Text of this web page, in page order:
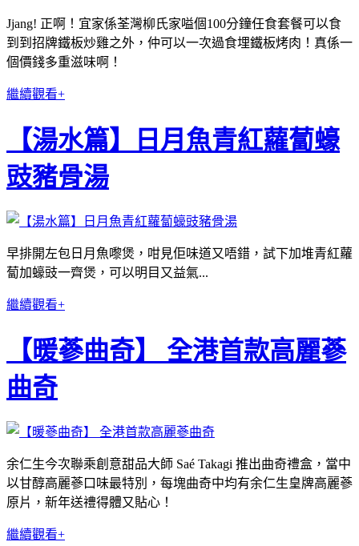
Jjang! 正啊！宜家係荃灣柳氏家嗌個100分鐘任食套餐可以食
到到招牌鐵板炒雞之外，仲可以一次過食埋鐵板烤肉！真係一
個價錢多重滋味啊！
繼續觀看+
【湯水篇】日月魚青紅蘿蔔蠔
豉豬骨湯
早排開左包日月魚嚟煲，咁見佢味道又唔錯，試下加堆青紅蘿
蔔加蠔豉一齊煲，可以明目又益氣...
繼續觀看+
【暖蔘曲奇】 全港首款高麗蔘
曲奇
余仁生今次聯乘創意甜品大師 Saé Takagi 推出曲奇禮盒，當中
以甘醇高麗蔘口味最特別，每塊曲奇中均有余仁生皇牌高麗蔘
原片，新年送禮得體又貼心！
繼續觀看+